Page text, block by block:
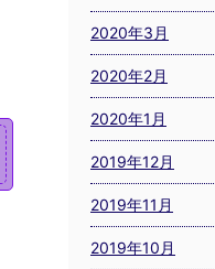
2020年3月
2020年2月
2020年1月
2019年12月
2019年11月
2019年10月